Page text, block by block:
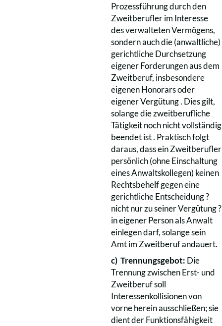
Prozessführung durch den
Zweitberufler im Interesse
des verwalteten Vermögens,
sondern auch die (anwaltliche)
gerichtliche Durchsetzung
eigener Forderungen aus dem
Zweitberuf, insbesondere
eigenen Honorars oder
eigener Vergütung . Dies gilt,
solange die zweitberufliche
Tätigkeit noch nicht vollständig
beendet ist . Praktisch folgt
daraus, dass ein Zweitberufler
persönlich (ohne Einschaltung
eines Anwaltskollegen) keinen
Rechtsbehelf gegen eine
gerichtliche Entscheidung ?
nicht nur zu seiner Vergütung ?
in eigener Person als Anwalt
einlegen darf, solange sein
Amt im Zweitberuf andauert.
c) Trennungsgebot: Die
Trennung zwischen Erst- und
Zweitberuf soll
Interessenkollisionen von
vorne herein ausschließen; sie
dient der Funktionsfähigkeit